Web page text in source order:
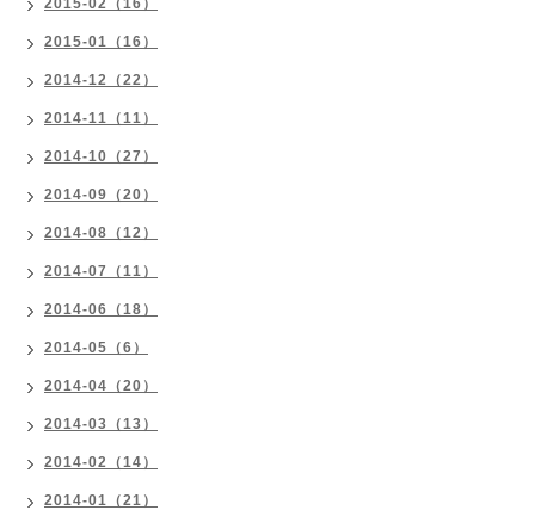
2015-02（16）
2015-01（16）
2014-12（22）
2014-11（11）
2014-10（27）
2014-09（20）
2014-08（12）
2014-07（11）
2014-06（18）
2014-05（6）
2014-04（20）
2014-03（13）
2014-02（14）
2014-01（21）